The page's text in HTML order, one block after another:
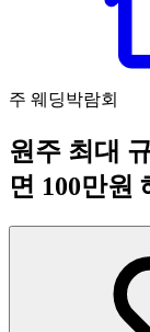
주 웨딩박람회
원주 최대
면 100만원